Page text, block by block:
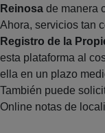
Reinosa de manera
Ahora, servicios tan
Registro de la
esta plataforma al
ella en un plazo
También puede
Online notas de